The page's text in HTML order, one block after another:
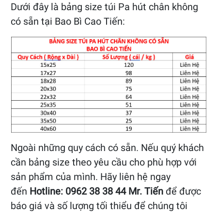
Dưới đây là bảng size túi Pa hút chân không
có sẵn tại Bao Bì Cao Tiến:
Ngoài những quy cách có sẵn. Nếu quý khách
cần bảng size theo yêu cầu cho phù hợp với
sản phẩm của mình. Hãy liên hệ ngay
đến Hotline: 0962 38 38 44 Mr. Tiến để được
báo giá và số lượng tối thiểu để chúng tôi